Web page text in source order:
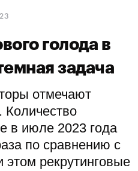
голода в
задача
отмечают
Количество
в июле 2023 года
по сравнению с
рекрутинговые